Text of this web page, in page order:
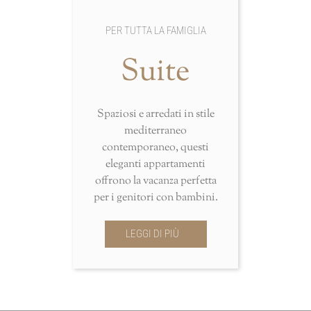
PER TUTTA LA FAMIGLIA
Suite
Spaziosi e arredati in stile
mediterraneo
contemporaneo, questi
eleganti appartamenti
offrono la vacanza perfetta
per i genitori con bambini.
LEGGI DI PIÙ